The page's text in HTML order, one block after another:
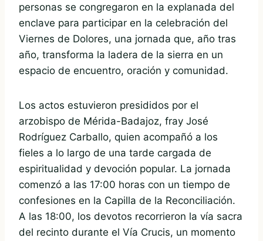
personas se congregaron en la explanada del
enclave para participar en la celebración del
Viernes de Dolores, una jornada que, año tras
año, transforma la ladera de la sierra en un
espacio de encuentro, oración y comunidad.
Los actos estuvieron presididos por el
arzobispo de Mérida-Badajoz, fray José
Rodríguez Carballo, quien acompañó a los
fieles a lo largo de una tarde cargada de
espiritualidad y devoción popular. La jornada
comenzó a las 17:00 horas con un tiempo de
confesiones en la Capilla de la Reconciliación.
A las 18:00, los devotos recorrieron la vía sacra
del recinto durante el Vía Crucis, un momento